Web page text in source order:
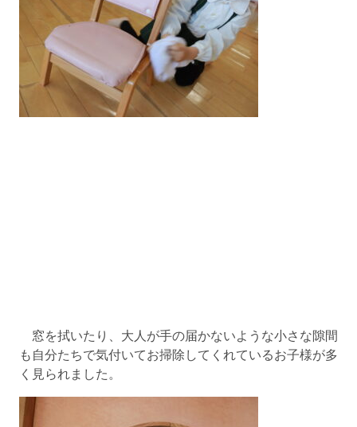
窓を拭いたり、大人が手の届かないような小さな隙間
も自分たちで気付いてお掃除してくれているお子様が多
く見られました。